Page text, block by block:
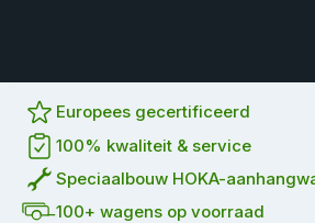
Europees gecertificeerd
100% kwaliteit & service
Speciaalbouw HOKA-
100+ wagens op voorraad